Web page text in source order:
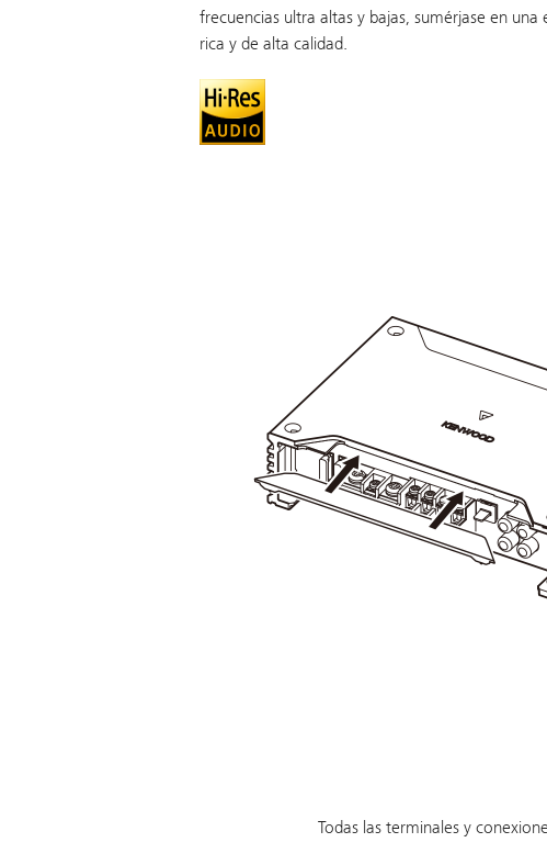
frecuencias ultra altas y bajas, sumérjase en una
rica y de alta calidad.
Todas las terminales y